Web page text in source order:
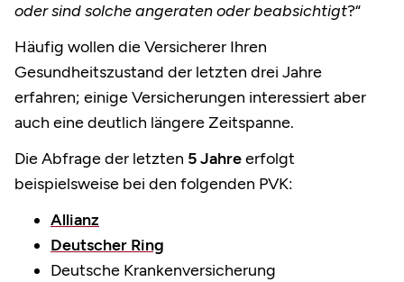
oder sind solche angeraten oder beabsichtigt?“
Häufig wollen die Versicherer Ihren
Gesundheitszustand der letzten drei Jahre
erfahren; einige Versicherungen interessiert aber
auch eine deutlich längere Zeitspanne.
Die Abfrage der letzten 5 Jahreerfolgt
beispielsweise bei den folgenden PVK:
Allianz
Deutscher Ring
Deutsche Krankenversicherung